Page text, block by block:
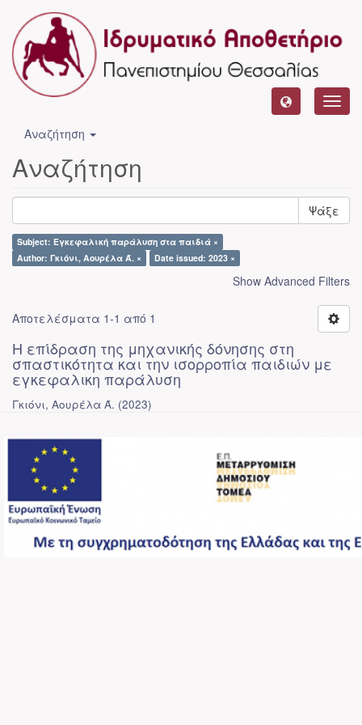
Αναζήτηση
Αναζήτηση
Ψάξε
Subject: Εγκεφαλική παράλυση στα παιδιά ×
Author: Γκιόνι, Αουρέλα Ά. ×
Date issued: 2023 ×
Show Advanced Filters
Αποτελέσματα 1-1 από 1
Η επίδραση της μηχανικής δόνησης στη
σπαστικότητα και την ισορροπία παιδιών με
εγκεφαλικη παράλυση
Γκιόνι, Αουρέλα Ά. (2023)